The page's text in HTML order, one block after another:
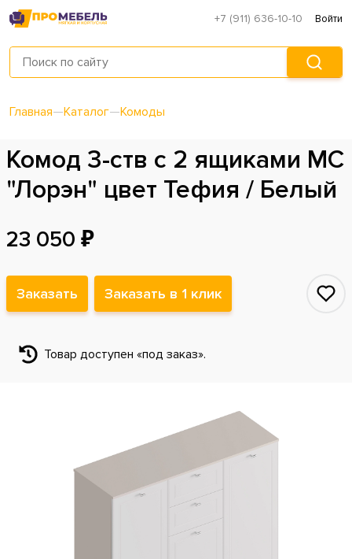
+7 (911) 636-10-10 Войти
Главная—Каталог—Комоды
Комод 3-ств с 2 ящиками МС
"Лорэн" цвет Тефия / Белый
23 050 ₽
Заказать Заказать в 1 клик
Товар доступен «под заказ».